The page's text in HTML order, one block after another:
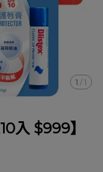
1 /1
入 $999】